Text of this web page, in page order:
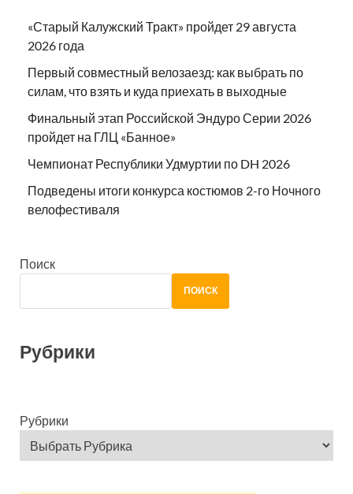
«Старый Калужский Тракт» пройдет 29 августа
2026 года
Первый совместный велозаезд: как выбрать по
силам, что взять и куда приехать в выходные
Финальный этап Российской Эндуро Серии 2026
пройдет на ГЛЦ «Банное»
Чемпионат Республики Удмуртии по DH 2026
Подведены итоги конкурса костюмов 2-го Ночного
велофестиваля
Поиск
ПОИСК
Рубрики
Рубрики